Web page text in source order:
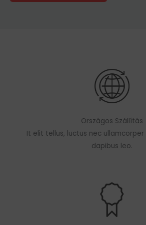
Országos Szállítás
It elit tellus, luctus nec
dapibus leo.